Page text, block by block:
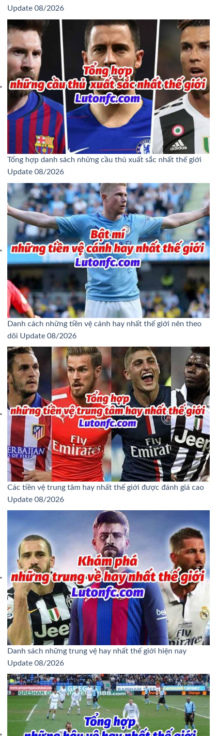
Update 08/2026
Tổng hợp danh sách những cầu thủ xuất sắc nhất thế giới
Update 08/2026
Danh cách những tiền vệ cánh hay nhất thế giới nên theo
dõi Update 08/2026
Các tiền vệ trung tâm hay nhất thế giới được đánh giá cao
Update 08/2026
Danh sách những trung vệ hay nhất thế giới hiện nay
Update 08/2026